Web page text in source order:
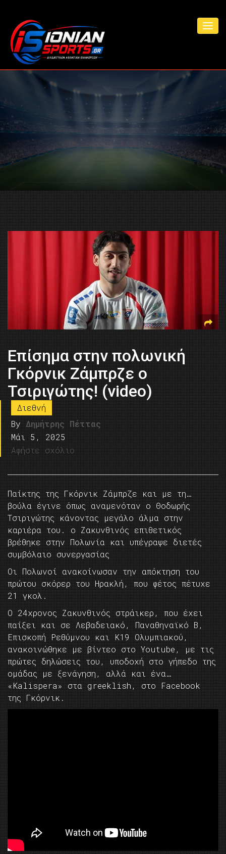
Επίσημα στην πολωνική
Γκόρνικ Ζάμπρζε ο
Τσιριγώτης! (video)
Διεθνή
By Δημήτρης Πέττας
Μάι 5, 2025
Αφήστε σχόλιο
Παίκτης της Γκόρνικ Ζάμπρζε και με τη…
βούλα έγινε όπως αναμενόταν ο Θοδωρής
Τσιριγώτης κάνοντας μεγάλο άλμα στην
καριέρα του. ο Ζακυνθινός επιθετικός
βρέθηκε στην Πολωνία και υπέγραψε διετές
συμβόλαιο συνεργασίας
Οι Πολωνοί ανακοίνωσαν την απόκτηση του
πρώτου σκόρερ του Ηρακλή, που φέτος πέτυχε
21 γκολ.
Ο 24χρονος Ζακυνθινός στράικερ, που έχει
παίξει και σε Λεβαδειακό, Παναθηναϊκό Β,
Επισκοπή Ρεθύμνου και Κ19 Ολυμπιακού,
ανακοινώθηκε με βίντεο στο Youtube, με τις
πρώτες δηλώσεις του, υποδοχή στο γήπεδο της
ομάδας με ξενάγηση, αλλά και ένα…
«Kalispera» στα greeklish, στο Facebook
της Γκόρνικ.